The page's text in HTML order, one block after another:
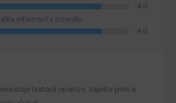
4.0
informací v inzerátu
4.0
textová recenze, napište první a